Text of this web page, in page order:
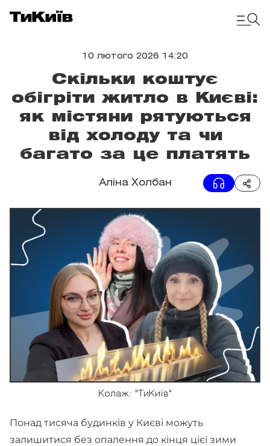
10 лютого 2026 14:20
Скільки коштує
обігріти житло в Києві:
як містяни рятуються
від холоду та чи
багато за це платять
Аліна Холбан
Колаж: "ТиКиїв"
Понад тисяча будинків у Києві можуть
залишитися без опалення до кінця цієї зими